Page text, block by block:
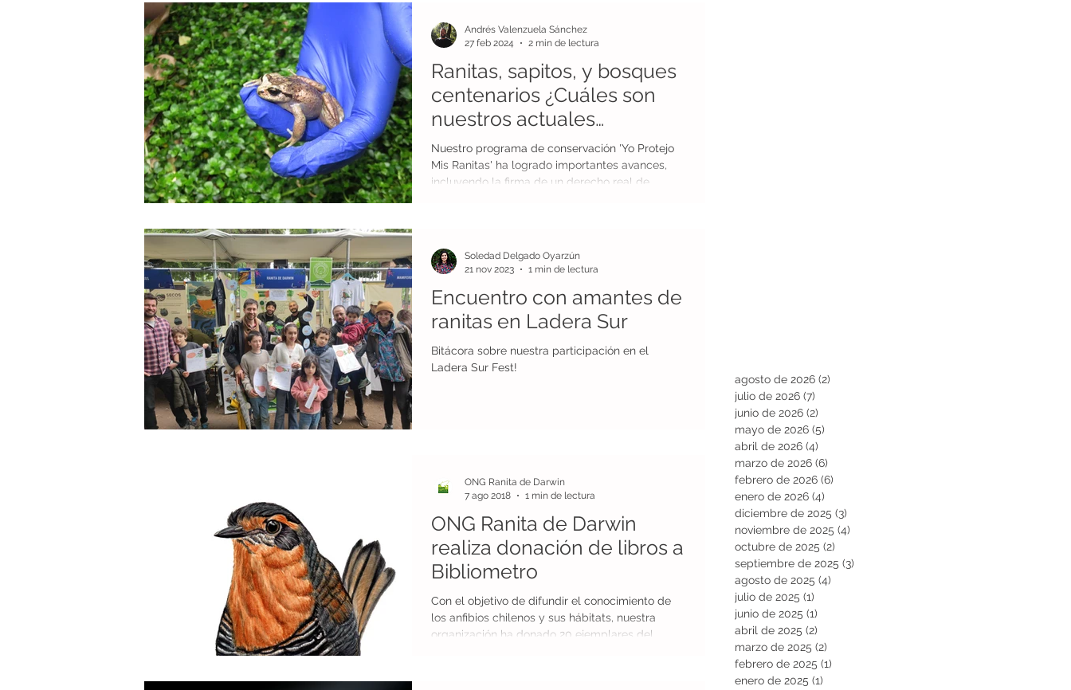
Ranitas, sapitos, y bosques
centenarios ¿Cuáles son
nuestros actuales
proyectos?
Nuestro programa de conservación 'Yo Protejo
Mis Ranitas' ha logrado importantes avances,
incluyendo la firma de un derecho real de...
Andrés Valenzuela Sánchez
27 feb 2024
2 min de lectura
Encuentro con amantes de
ranitas en Ladera Sur
Bitácora sobre nuestra participación en el
Ladera Sur Fest!
Soledad Delgado Oyarzún
21 nov 2023
1 min de lectura
ONG Ranita de Darwin
realiza donación de libros a
Bibliometro
Con el objetivo de difundir el conocimiento de
los anfibios chilenos y sus hábitats, nuestra
organización ha donado 20 ejemplares del...
ONG Ranita de Darwin
7 ago 2018
1 min de lectura
agosto de 2026 (2)
julio de 2026 (7)
junio de 2026 (2)
mayo de 2026 (5)
abril de 2026 (4)
marzo de 2026 (6)
febrero de 2026 (6)
enero de 2026 (4)
diciembre de 2025 (3)
noviembre de 2025 (4)
octubre de 2025 (2)
septiembre de 2025 (3)
agosto de 2025 (4)
julio de 2025 (1)
junio de 2025 (1)
abril de 2025 (2)
marzo de 2025 (2)
febrero de 2025 (1)
enero de 2025 (1)